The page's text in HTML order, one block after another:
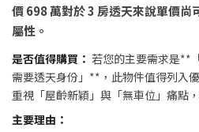
價 698 萬對於 3 房透天來說單價尚
屬性。
是否值得購買： 若您的主要需求是**
需要透天身份」**，此物件值得列入
重視「屋齡新穎」與「無車位」痛點
主要理由：